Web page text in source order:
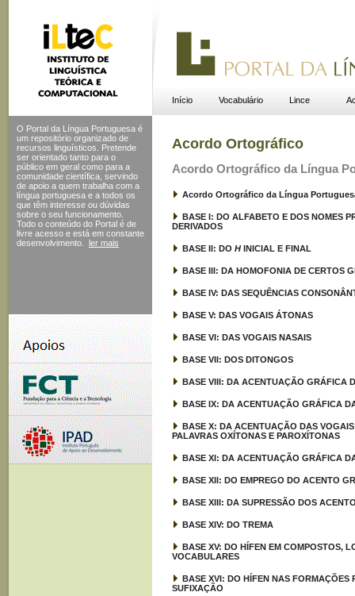
Início Vocabulário Lince
O Portal da Língua Portuguesa é
um repositório organizado de
recursos linguísticos. Pretende
ser orientado tanto para o
público em geral como para a
comunidade científica, servindo
de apoio a quem trabalha com a
língua portuguesa e a todos os
que têm interesse ou dúvidas
sobre o seu funcionamento.
Todo o conteúdo do Portal é de
livre acesso e está em constante
desenvolvimento.
ler mais
Acordo Ortográfico
Acordo Ortográfico da Língua
Acordo Ortográfico da Língua
BASE I: DO ALFABETO E DOS NOMES
DERIVADOS
BASE II: DO H INICIAL E FINAL
BASE III: DA HOMOFONIA DE CERTOS
BASE IV: DAS SEQUÊNCIAS
BASE V: DAS VOGAIS ÁTONAS
BASE VI: DAS VOGAIS NASAIS
BASE VII: DOS DITONGOS
BASE VIII: DA ACENTUAÇÃO GRÁFICA
BASE IX: DA ACENTUAÇÃO GRÁFICA
BASE X: DA ACENTUAÇÃO DAS
PALAVRAS OXÍTONAS E PAROXÍTONAS
BASE XI: DA ACENTUAÇÃO GRÁFICA
BASE XII: DO EMPREGO DO ACENTO
BASE XIII: DA SUPRESSÃO DOS
BASE XIV: DO TREMA
BASE XV: DO HÍFEN EM COMPOSTOS,
VOCABULARES
BASE XVI: DO HÍFEN NAS FORMAÇÕES
SUFIXAÇÃO